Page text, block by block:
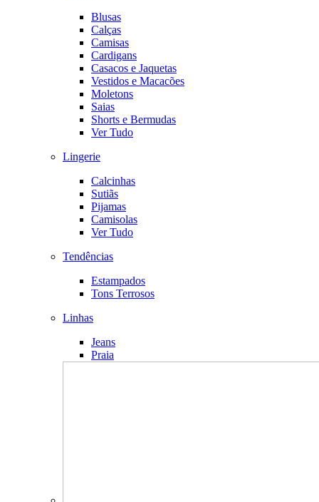
Blusas
Calças
Camisas
Cardigans
Casacos e Jaquetas
Vestidos e Macacões
Moletons
Saias
Shorts e Bermudas
Ver Tudo
Lingerie
Calcinhas
Sutiãs
Pijamas
Camisolas
Ver Tudo
Tendências
Estampados
Tons Terrosos
Linhas
Jeans
Praia